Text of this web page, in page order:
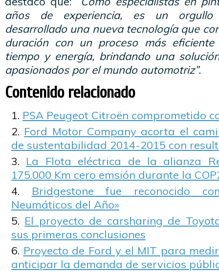
años de experiencia, es un
desarrollado una nueva tecnología que
duración con un proceso más
tiempo y energía, brindando una
apasionados por el mundo automotriz”.
Contenido relacionado
PSA Peugeot Citroën comprometido
Ford Motor Company acorta el
de sustentabilidad 2014-2015 con
La Flota eléctrica de la alianza
175.000 Km cero emsión durante la
Bridgestone fue reconocido
Neumáticos del Año»
El proyecto de carsharing de
sus primeras conclusiones
Proyecto de Ford y el MIT para
anticipar la demanda de servicios